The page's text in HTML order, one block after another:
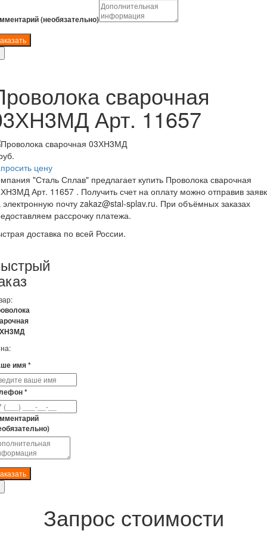
(необязательно)
сварочная
Арт. 11657
цену
"Сталь Сплав" предлагает купить Проволока сварочная
Арт. 11657 . Получить счет на оплату можно отправив
электронную почту zakaz@stal-splav.ru. При объёмных заказах
рассрочку платежа.
доставка по всей России.
имя *
*
Запрос стоимости